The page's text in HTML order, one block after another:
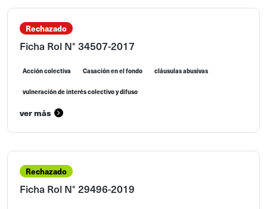
Rechazado
Ficha Rol N° 34507-2017
Acción colectiva Casación en el fondo cláusulas abusivas
vulneración de interés colectivo y difuso
ver más
Rechazado
Ficha Rol N° 29496-2019